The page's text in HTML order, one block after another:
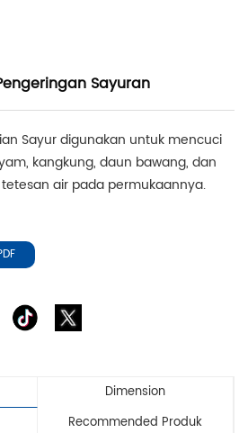
Sayuran
Sayur digunakan untuk mencuci
kangkung, daun bawang, dan
air pada permukaannya.
Dimension
Recommended Produk